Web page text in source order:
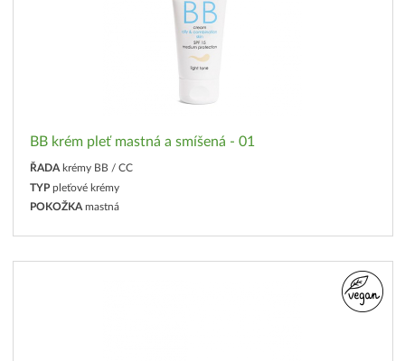
BB krém pleť mastná a smíšená - 01
ŘADA krémy BB / CC
TYP pleťové krémy
POKOŽKA mastná